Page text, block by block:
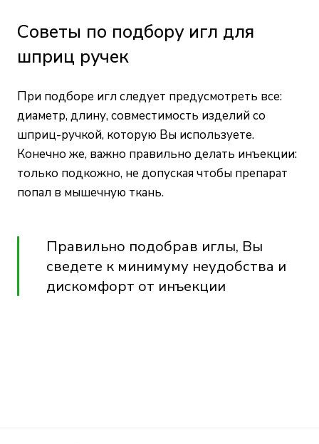
Советы по подбору игл для
шприц ручек
При подборе игл следует предусмотреть все:
диаметр, длину, совместимость изделий со
шприц-ручкой, которую Вы используете.
Конечно же, важно правильно делать инъекции:
только подкожно, не допуская чтобы препарат
попал в мышечную ткань.
Правильно подобрав иглы, Вы
сведете к минимуму неудобства и
дискомфорт от инъекции